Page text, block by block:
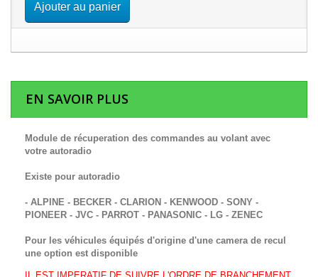
Ajouter au panier
EN SAVOIR PLUS
Module de récuperation des commandes au volant avec
votre autoradio
Existe pour autoradio
- ALPINE - BECKER - CLARION - KENWOOD - SONY -
PIONEER - JVC - PARROT - PANASONIC - LG - ZENEC
Pour les véhicules équipés d'origine d'une camera de recul
une option est disponible